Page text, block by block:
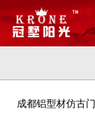
成都铝型材仿古